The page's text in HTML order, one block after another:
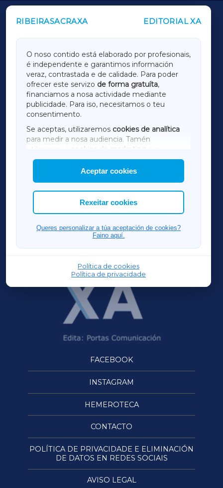
RIBEIRASACRAXA EDITORIAL XA
O noso contido está elaborado por profesionais,
é independente e garantimos información
veraz, contrastada e de calidade. Para poder
ofrecer este servizo de forma gratuíta,
financiamos a nosa actividade mediante
publicidade. Para iso, necesitamos o teu
consentimento.
Se aceptas, utilizaremos cookies de analítica
para medir a nosa audiencia. Tamén
utilizaremos
cookies de marketing
mostrar publicidade de terceiros.
Así mesmo, podes personalizar a elección das
cookies que desexas permitir.
Aceptar cookies
Rexeitar cookies
Queres personalizar a túa aceptación de cookies?
Faino aquí.
Política de cookies
Política de privacidade
OUTROS PERIÓDICOS
LUGOXA
TERRACHAXA
AMARIÑAXA
RIBEIRASACRAXA
ACORUÑAXA
FERROLXA
OURENSEXA
FACEBOOK
INSTAGRAM
HEMEROTECA
CONTACTO
POLÍTICA DE PRIVACIDADE E ELIMINACIÓN
DE DATOS EN REDES SOCIAIS
AVISO LEGAL